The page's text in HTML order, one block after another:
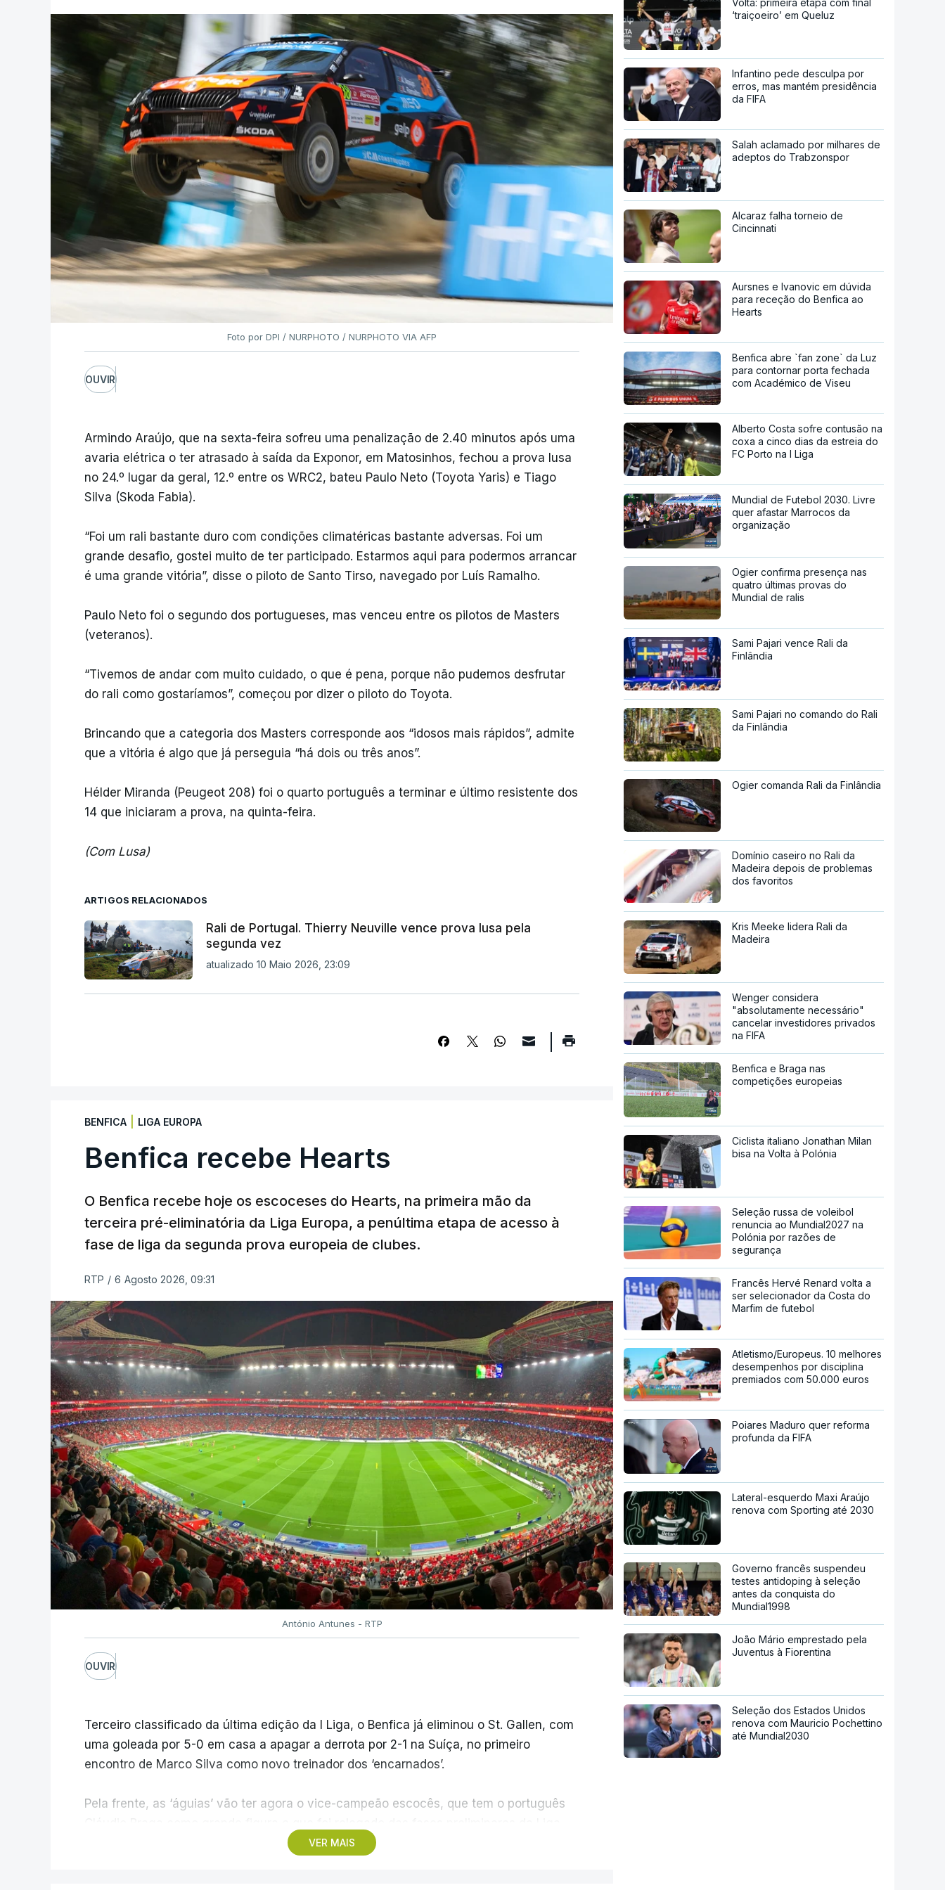
Foto por DPI / NURPHOTO / NURPHOTO VIA AFP
OUVIR
Armindo Araújo, que na sexta-feira sofreu uma penalização de 2.40 minutos após uma
avaria elétrica o ter atrasado à saída da Exponor, em Matosinhos, fechou a prova lusa
no 24.º lugar da geral, 12.º entre os WRC2, bateu Paulo Neto (Toyota Yaris) e Tiago
Silva (Skoda Fabia).
“Foi um rali bastante duro com condições climatéricas bastante adversas. Foi um
grande desafio, gostei muito de ter participado. Estarmos aqui para podermos arrancar
é uma grande vitória”, disse o piloto de Santo Tirso, navegado por Luís Ramalho.
Paulo Neto foi o segundo dos portugueses, mas venceu entre os pilotos de Masters
(veteranos).
“Tivemos de andar com muito cuidado, o que é pena, porque não pudemos desfrutar
do rali como gostaríamos”, começou por dizer o piloto do Toyota.
Brincando que a categoria dos Masters corresponde aos “idosos mais rápidos”, admite
que a vitória é algo que já perseguia “há dois ou três anos”.
Hélder Miranda (Peugeot 208) foi o quarto português a terminar e último resistente dos
14 que iniciaram a prova, na quinta-feira.
(Com Lusa)
ARTIGOS RELACIONADOS
Rali de Portugal. Thierry Neuville vence prova lusa pela
segunda vez
atualizado 10 Maio 2026, 23:09
BENFICA LIGA EUROPA
Benfica recebe Hearts
O Benfica recebe hoje os escoceses do Hearts, na primeira mão da
terceira pré-eliminatória da Liga Europa, a penúltima etapa de acesso à
fase de liga da segunda prova europeia de clubes.
RTP / 6 Agosto 2026, 09:31
António Antunes - RTP
OUVIR
VER MAIS
Terceiro classificado da última edição da I Liga, o Benfica já eliminou o St. Gallen, com
uma goleada por 5-0 em casa a apagar a derrota por 2-1 na Suíça, no primeiro
encontro de Marco Silva como novo treinador dos ‘encarnados’.
Pela frente, as ‘águias’ vão ter agora o vice-campeão escocês, que tem o português
dos Campeões, depois de serem eliminados pelos austríacos do Sturm Graz, com um
Volta: primeira etapa com final
‘traiçoeiro’ em Queluz
Infantino pede desculpa por
erros, mas mantém presidência
da FIFA
Salah aclamado por milhares de
adeptos do Trabzonspor
Alcaraz falha torneio de
Cincinnati
Aursnes e Ivanovic em dúvida
para receção do Benfica ao
Hearts
Benfica abre `fan zone` da Luz
para contornar porta fechada
com Académico de Viseu
Alberto Costa sofre contusão na
coxa a cinco dias da estreia do
FC Porto na I Liga
Mundial de Futebol 2030. Livre
quer afastar Marrocos da
organização
Ogier confirma presença nas
quatro últimas provas do
Mundial de ralis
Sami Pajari vence Rali da
Finlândia
Sami Pajari no comando do Rali
da Finlândia
Ogier comanda Rali da Finlândia
Domínio caseiro no Rali da
Madeira depois de problemas
dos favoritos
Kris Meeke lidera Rali da
Madeira
Wenger considera
"absolutamente necessário"
cancelar investidores privados
na FIFA
Benfica e Braga nas
competições europeias
Ciclista italiano Jonathan Milan
bisa na Volta à Polónia
Seleção russa de voleibol
renuncia ao Mundial2027 na
Polónia por razões de
segurança
Francês Hervé Renard volta a
ser selecionador da Costa do
Marfim de futebol
Atletismo/Europeus. 10 melhores
desempenhos por disciplina
premiados com 50.000 euros
Poiares Maduro quer reforma
profunda da FIFA
Lateral-esquerdo Maxi Araújo
renova com Sporting até 2030
Governo francês suspendeu
testes antidoping à seleção
antes da conquista do
Mundial1998
João Mário emprestado pela
Juventus à Fiorentina
Seleção dos Estados Unidos
renova com Mauricio Pochettino
até Mundial2030